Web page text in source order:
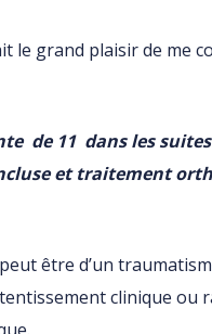
le grand plaisir de me
de 11 dans les suites
et traitement
être d’un
clinique ou